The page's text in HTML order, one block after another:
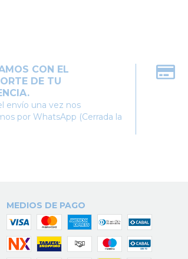
CON EL
DE TU
envío una vez nos
por WhatsApp (Cerrada la
MEDIOS DE PAGO